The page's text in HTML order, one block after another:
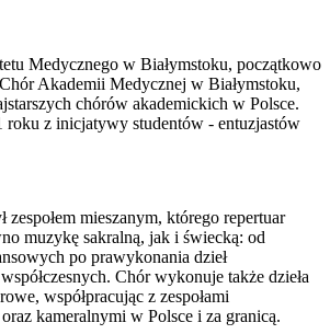
Medycznego w Białymstoku, początkowo
Akademii Medycznej w Białymstoku,
chórów akademickich w Polsce.
roku z inicjatywy studentów - entuzjastów
zespołem mieszanym, którego repertuar
muzykę sakralną, jak i świecką: od
po prawykonania dzieł
Chór wykonuje także dzieła
współpracując z zespołami
kameralnymi w Polsce i za granicą.